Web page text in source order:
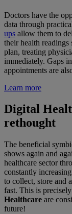
Doctors have the
data through
ups allow them to
their health readings
plan, treating
immediately. Gaps
appointments are
Learn more
Digital
rethought
The beneficial
shows again and
healthcare sector
constantly
to collect, store and
fast. This is
Healthcare are
future!